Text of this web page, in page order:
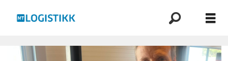
Emne: